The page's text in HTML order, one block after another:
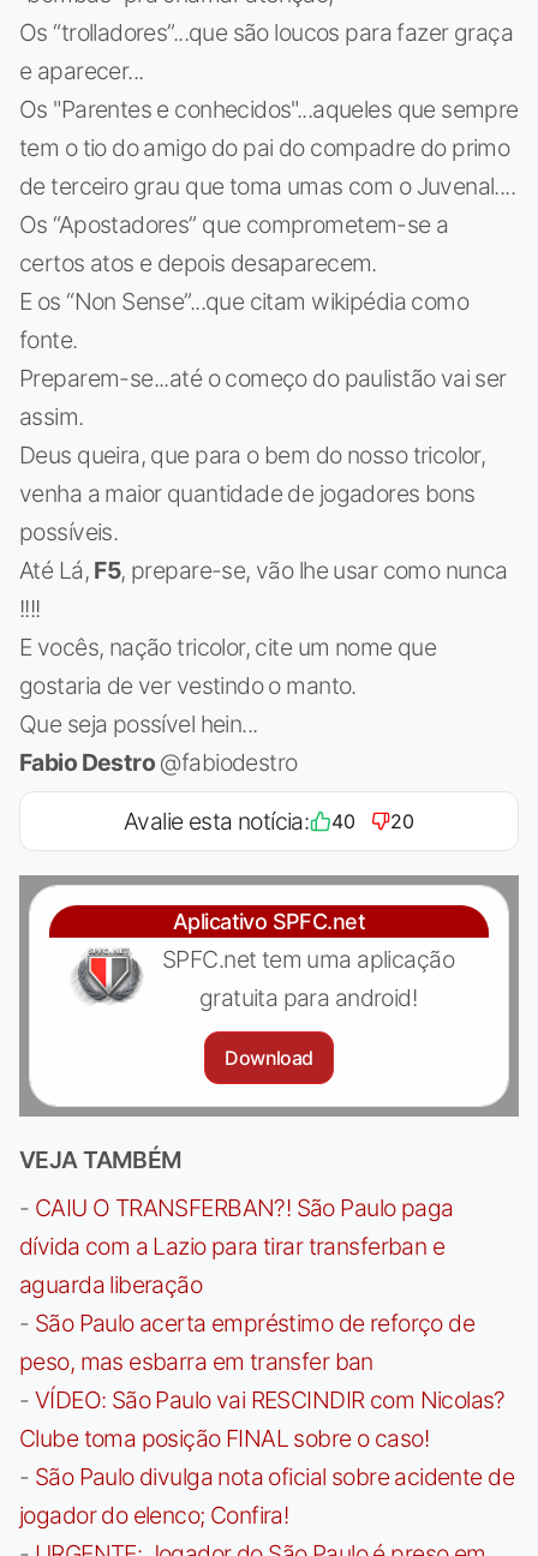
Os “trolladores”...que são loucos para fazer graça
e aparecer...
Os "Parentes e conhecidos"...aqueles que sempre
tem o tio do amigo do pai do compadre do primo
de terceiro grau que toma umas com o Juvenal....
Os “Apostadores” que comprometem-se a
certos atos e depois desaparecem.
E os “Non Sense”...que citam wikipédia como
fonte.
Preparem-se...até o começo do paulistão vai ser
assim.
Deus queira, que para o bem do nosso tricolor,
venha a maior quantidade de jogadores bons
possíveis.
Até Lá, F5, prepare-se, vão lhe usar como nunca
!!!!
E vocês, nação tricolor, cite um nome que
gostaria de ver vestindo o manto.
Que seja possível hein...
Fabio Destro @fabiodestro
Avalie esta notícia: 40 20
Aplicativo SPFC.net
SPFC.net tem uma aplicação
gratuita para android!
Download
VEJA TAMBÉM
- CAIU O TRANSFERBAN?! São Paulo paga
dívida com a Lazio para tirar transferban e
aguarda liberação
- São Paulo acerta empréstimo de reforço de
peso, mas esbarra em transfer ban
- VÍDEO: São Paulo vai RESCINDIR com Nicolas?
Clube toma posição FINAL sobre o caso!
- São Paulo divulga nota oficial sobre acidente de
jogador do elenco; Confira!